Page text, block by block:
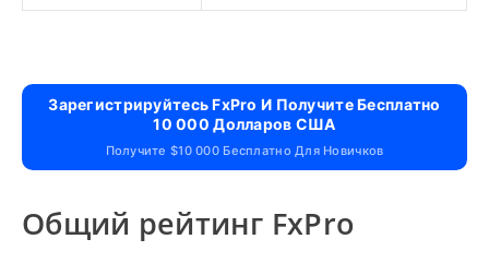
Зарегистрируйтесь FxPro И Получите Бесплатно
10 000 Долларов США
Получите $10 000 Бесплатно Для Новичков
Общий рейтинг FxPro